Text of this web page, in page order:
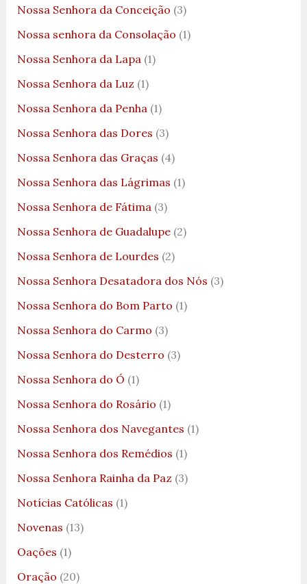
Nossa Senhora da Conceição (3)
Nossa senhora da Consolação (1)
Nossa Senhora da Lapa (1)
Nossa Senhora da Luz (1)
Nossa Senhora da Penha (1)
Nossa Senhora das Dores (3)
Nossa Senhora das Graças (4)
Nossa Senhora das Lágrimas (1)
Nossa Senhora de Fátima (3)
Nossa Senhora de Guadalupe(2)
Nossa Senhora de Lourdes (2)
Nossa Senhora Desatadora dos Nós (3)
Nossa Senhora do Bom Parto (1)
Nossa Senhora do Carmo (3)
Nossa Senhora do Desterro (3)
Nossa Senhora do Ó (1)
Nossa Senhora do Rosário (1)
Nossa Senhora dos Navegantes (1)
Nossa Senhora dos Remédios (1)
Nossa Senhora Rainha da Paz (3)
Notícias Católicas (1)
Novenas (13)
Oações (1)
Oração (20)